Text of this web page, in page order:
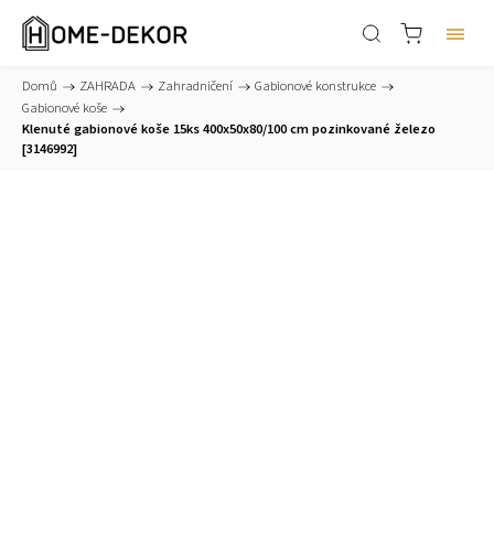
Domů / ZAHRADA / Zahradničení / Gabionové konstrukce /
Gabionové koše /
Klenuté gabionové koše 15ks 400x50x80/100 cm pozinkované železo
[3146992]